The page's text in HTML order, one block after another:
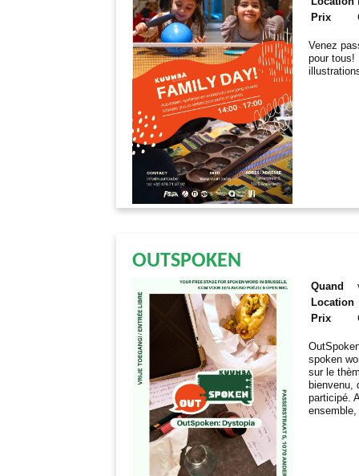
Prix
Venez
pour tous!
OUTSPOKEN
Quand
Location
Prix
spoken
sur le
bienvenu,
participé.